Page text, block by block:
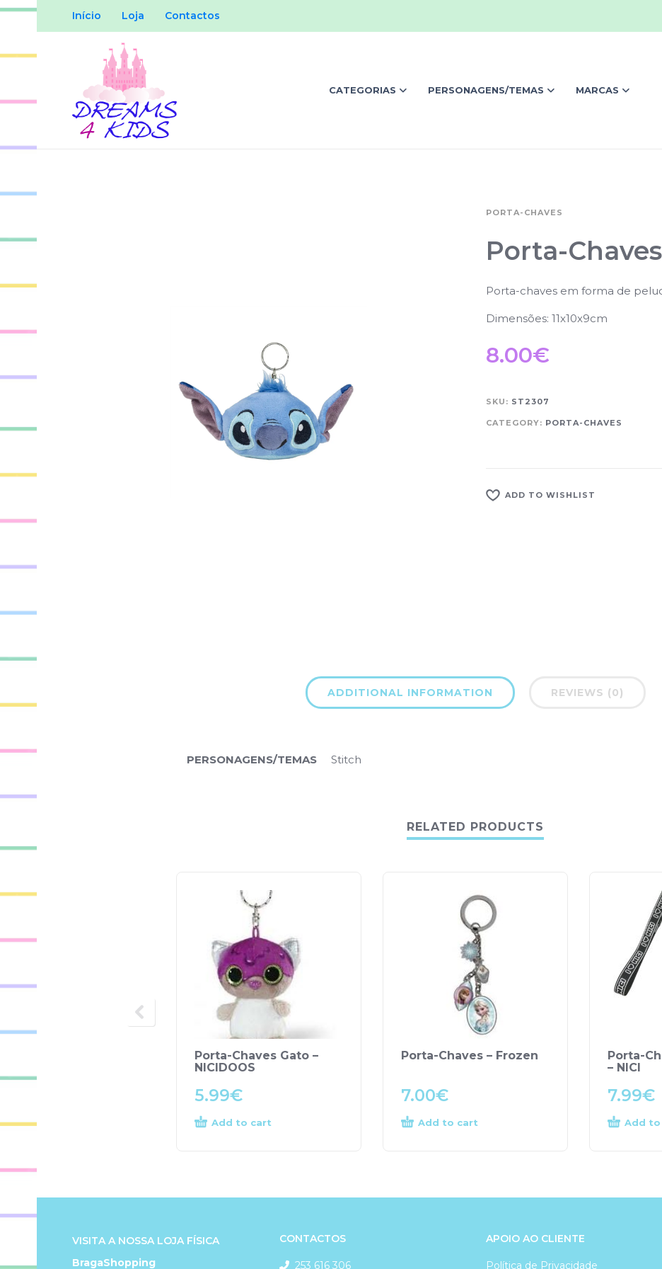
Início Loja Contactos
CATEGORIAS PERSONAGENS/TEMAS MARCAS
PORTA-CHAVES
Porta-
Porta-chaves em forma de
Dimensões: 11x10x9cm
8.00€
SKU: ST2307
CATEGORY: PORTA-CHAVES
ADD TO WISHLIST
ADDITIONAL INFORMATION REVIEWS (0)
PERSONAGENS/TEMAS Stitch
RELATED PRODUCTS
Porta-Chaves Gato –
NICIDOOS
5.99€
Add to cart
Porta-Chaves – Frozen
7.00€
Add to cart
Porta-
– NICI
7.99€
Add
VISITA A NOSSA LOJA FÍSICA
BragaShopping
CONTACTOS
253 616 306
APOIO AO CLIENTE
Política de Privacidade